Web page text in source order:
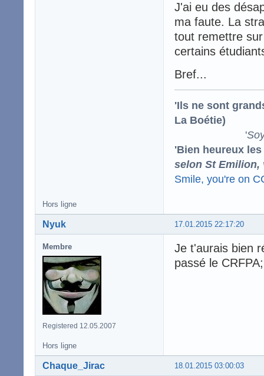
J'ai eu des
ma faute. La
tout remettre
certains
Bref...
'Ils ne sont
La Boétie)
'
'Bien heureux
selon St Emilion,
Smile, you're on
Hors ligne
17.01.2015 22:17:20
Nyuk
Membre
Registered 12.05.2007
Je t'aurais bien
passé le
Hors ligne
18.01.2015 03:00:03
Chaque_Jirac